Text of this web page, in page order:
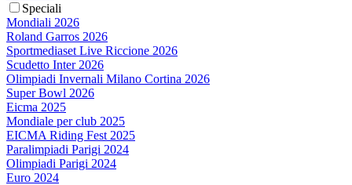
Speciali
Mondiali 2026
Roland Garros 2026
Sportmediaset Live Riccione 2026
Scudetto Inter 2026
Olimpiadi Invernali Milano Cortina 2026
Super Bowl 2026
Eicma 2025
Mondiale per club 2025
EICMA Riding Fest 2025
Paralimpiadi Parigi 2024
Olimpiadi Parigi 2024
Euro 2024